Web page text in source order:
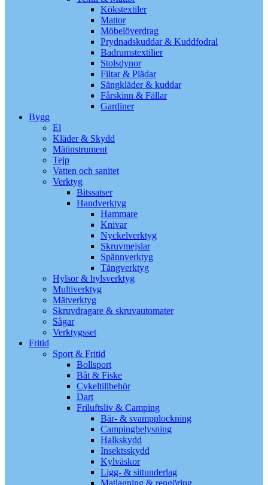
Kökstextiler
Mattor
Möbelöverdrag
Prydnadskuddar & Kuddfodral
Badrumstextilier
Stolsdynor
Filtar & Plädar
Sängkläder & kuddar
Fårskinn & Fällar
Gardiner
Bygg
El
Kläder & Skydd
Mätinstrument
Tejp
Vatten och sanitet
Verktyg
Bitssatser
Handverktyg
Hammare
Knivar
Nyckelverktyg
Skruvmejslar
Spännverktyg
Tångverktyg
Hylsor & hylsverktyg
Multiverktyg
Mätverktyg
Skruvdragare & skruvautomater
Sågar
Verktygsset
Fritid
Sport & Fritid
Bollsport
Båt & Fiske
Cykeltillbehör
Dart
Friluftsliv & Camping
Bär- & svampplockning
Campingbelysning
Halkskydd
Insektsskydd
Kylväskor
Ligg- & sittunderlag
Matlagning & rengöring